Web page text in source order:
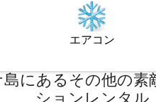
エアコン
にあるその他の素